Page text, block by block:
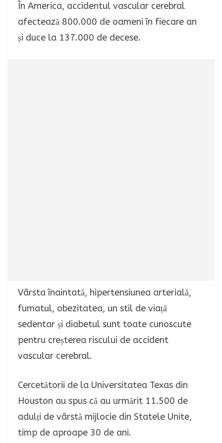
În America, accidentul vascular cerebral
afectează 800.000 de oameni în fiecare an
și duce la 137.000 de decese.
Vârsta înaintată, hipertensiunea arterială,
fumatul, obezitatea, un stil de viață
sedentar și diabetul sunt toate cunoscute
pentru creșterea riscului de accident
vascular cerebral.
Cercetătorii de la Universitatea Texas din
Houston au spus că au urmărit 11.500 de
adulți de vârstă mijlocie din Statele Unite,
timp de aproape 30 de ani.